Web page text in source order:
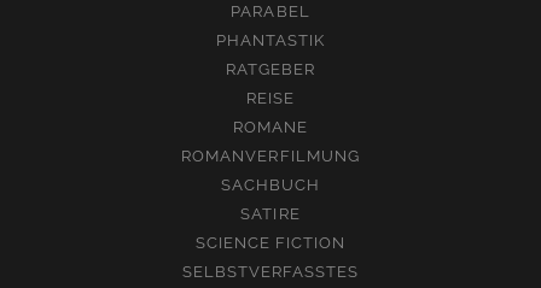
PARABEL
PHANTASTIK
RATGEBER
REISE
ROMANE
ROMANVERFILMUNG
SACHBUCH
SATIRE
SCIENCE FICTION
SELBSTVERFASSTES